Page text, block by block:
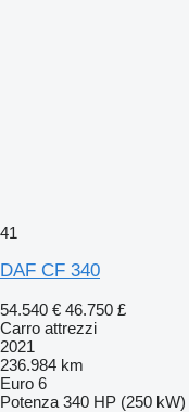
41
DAF CF 340
54.540 € 46.750 £
Carro attrezzi
2021
236.984 km
Euro 6
Potenza 340 HP (250 kW)